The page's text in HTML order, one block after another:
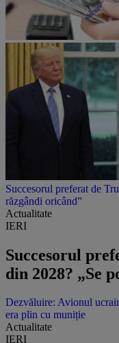
Succesorul preferat de
răzgândi oricând”
Actualitate
IERI
Succesorul
din 2028? „Se
Dezvăluire: Avionul
era plin cu muniție
Actualitate
IERI